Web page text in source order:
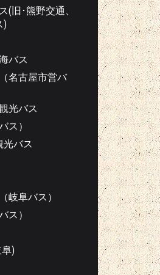
(旧･熊野交通、
)
バス
名古屋市営バ
光バス
ス）
光バス
岐阜バス）
ス）
)